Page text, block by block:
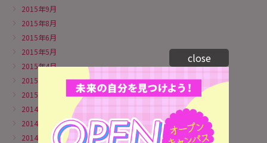
2015年9月
2015年8月
2015年6月
2015年5月
2015年4月
2015年3月
2015年1月
2014年11月
2014年10月
2014年9月
close